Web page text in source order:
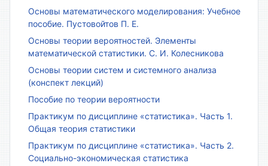
Основы математического моделирования: Учебное
пособие. Пустовойтов П. Е.
Основы теории вероятностей. Элементы
математической статистики. С. И. Колесникова
Основы теории систем и системного анализа
(конспект лекций)
Пособие по теории вероятности
Практикум по дисциплине «статистика». Часть 1.
Общая теория статистики
Практикум по дисциплине «статистика». Часть 2.
Социально-экономическая статистика